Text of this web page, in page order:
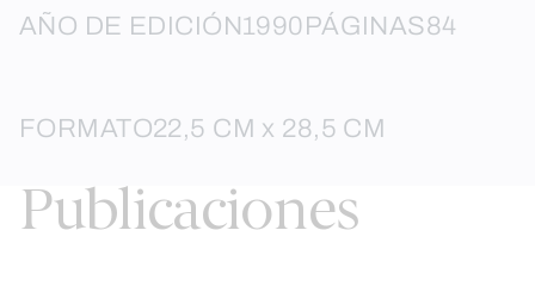
AÑO DE EDICIÓN1990PÁGINAS84
FORMATO22,5 CM x 28,5 CM
Publicaciones